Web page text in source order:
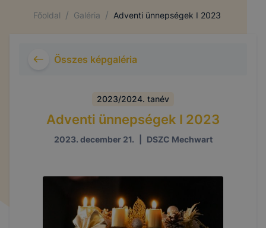
Főoldal / Galéria / Adventi ünnepségek I 2023
Összes képgaléria
2023/2024. tanév
Adventi ünnepségek I 2023
2023. december 21. DSZC Mechwart